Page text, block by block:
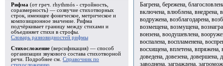
Рифма (от греч. rhythmós - стройность,
соразмерность) — созвучие стихотворных
строк, имеющее фоническое, метрическое и
композиционное значение. Рифма
подчёркивает границу между стихами и
объединяет стихи в строфы
Словарь разновидностей рифмы
Стихосложение (версификация) — способ
организации звукового состава стихотворной
речи. Подробнее см. Справочник по
стихосложению
Багрена, бережена,
включена, влюблена, внедрена,
водружена, возблагодарена,
возмещена, возмущена,
вонзена, воодушевлена,
воспалена, воспламенена,
восхищена, вплетена, впряжена,
доведена, довезена, довершена,
заводнена, заграждена,